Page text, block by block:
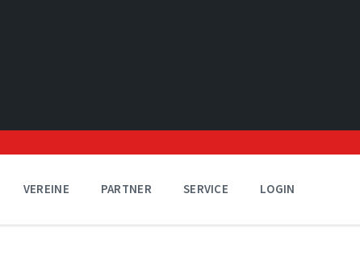
VEREINE PARTNER SERVICE LOGIN